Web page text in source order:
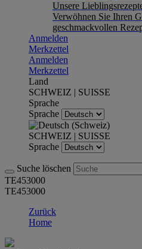
Unsere
Verwöhnen Sie Ihren
geschmackvollen
Anmelden
Merkzettel
Anmelden
Merkzettel
Land
SCHWEIZ | SUISSE
Sprache
Sprache
SCHWEIZ | SUISSE
Sprache
Suche löschen
TE453000
TE453000
Zurück
Home